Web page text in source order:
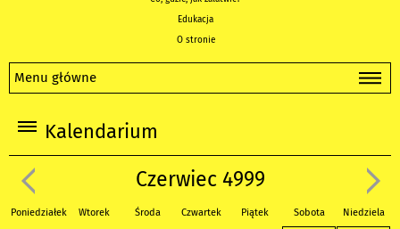
Edukacja
O stronie
Menu główne
Kalendarium
Czerwiec 4999
Poniedziałek Wtorek Środa Czwartek Piątek Sobota Niedziela